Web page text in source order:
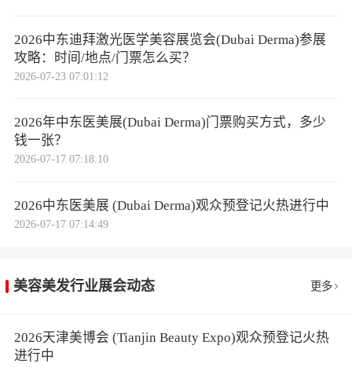
2026中东迪拜激光医学美容展览会(Dubai Derma)参展
攻略：时间/地点/门票怎么买？
2026-07-23 07:01:12
2026年中东医美展(Dubai Derma)门票购买方式，多少
钱一张？
2026-07-17 07:18:10
2026中东医美展 (Dubai Derma)观众预登记火热进行中
2026-07-17 07:14:49
美容美发行业展会动态 更多
2026天津美博会 (Tianjin Beauty Expo)观众预登记火热
进行中